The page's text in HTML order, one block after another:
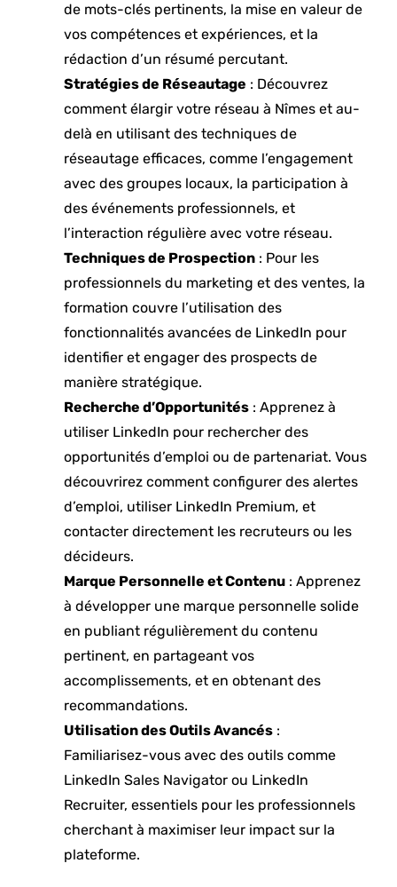
de mots-clés pertinents, la mise en valeur de
vos compétences et expériences, et la
rédaction d’un résumé percutant.
Stratégies de Réseautage : Découvrez
comment élargir votre réseau à Nîmes et au-
delà en utilisant des techniques de
réseautage efficaces, comme l’engagement
avec des groupes locaux, la participation à
des événements professionnels, et
l’interaction régulière avec votre réseau.
Techniques de Prospection : Pour les
professionnels du marketing et des ventes, la
formation couvre l’utilisation des
fonctionnalités avancées de LinkedIn pour
identifier et engager des prospects de
manière stratégique.
Recherche d’Opportunités : Apprenez à
utiliser LinkedIn pour rechercher des
opportunités d’emploi ou de partenariat. Vous
découvrirez comment configurer des alertes
d’emploi, utiliser LinkedIn Premium, et
contacter directement les recruteurs ou les
décideurs.
Marque Personnelle et Contenu : Apprenez
à développer une marque personnelle solide
en publiant régulièrement du contenu
pertinent, en partageant vos
accomplissements, et en obtenant des
recommandations.
Utilisation des Outils Avancés :
Familiarisez-vous avec des outils comme
LinkedIn Sales Navigator ou LinkedIn
Recruiter, essentiels pour les professionnels
cherchant à maximiser leur impact sur la
plateforme.